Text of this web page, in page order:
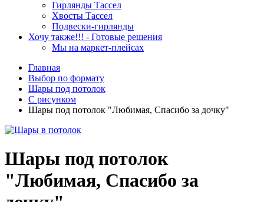
Гирлянды Тассел
Хвосты Тассел
Подвески-гирлянды
Хочу также!!! - Готовые решения
Мы на маркет-плейсах
Главная
Выбор по формату
Шары под потолок
С рисунком
Шары под потолок "Любимая, Спасибо за дочку"
Шары под потолок
"Любимая, Спасибо за